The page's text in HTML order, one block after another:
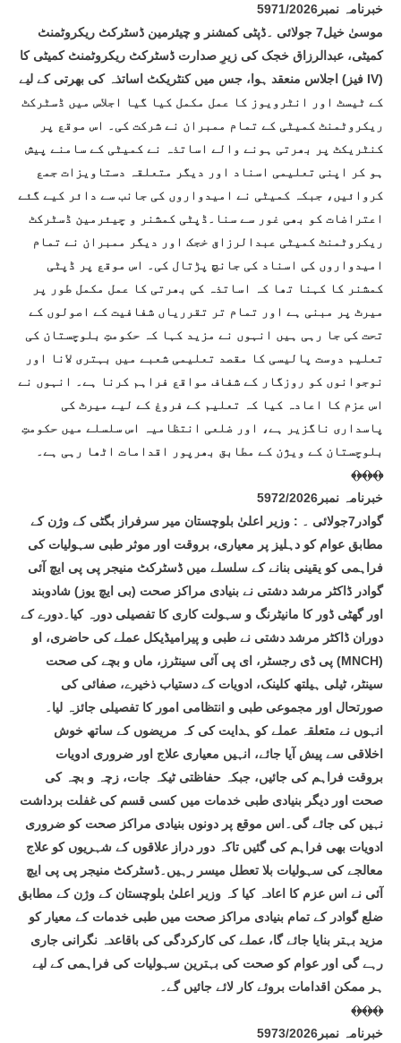
خبرنامہ نمبر5971/2026
موسیٰ خیل7 جولائی ۔ڈپٹی کمشنر و چیئرمین ڈسٹرکٹ ریکروٹمنٹ
کمیٹی، عبدالرزاق خجک کی زیرِ صدارت ڈسٹرکٹ ریکروٹمنٹ کمیٹی کا
اجلاس منعقد ہوا، جس میں کنٹریکٹ اساتذہ کی بھرتی کے لیے (فیز IV)
کے ٹیسٹ اور انٹرویوز کا عمل مکمل کیا گیا اجلاس میں ڈسٹرکٹ
ریکروٹمنٹ کمیٹی کے تمام ممبران نے شرکت کی۔ اس موقع پر
کنٹریکٹ پر بھرتی ہونے والے اساتذہ نے کمیٹی کے سامنے پیش
ہو کر اپنی تعلیمی اسناد اور دیگر متعلقہ دستاویزات جمع
کروائیں، جبکہ کمیٹی نے امیدواروں کی جانب سے دائر کیے گئے
اعتراضات کو بھی غور سے سنا۔ڈپٹی کمشنر و چیئرمین ڈسٹرکٹ
ریکروٹمنٹ کمیٹی عبدالرزاق خجک اور دیگر ممبران نے تمام
امیدواروں کی اسناد کی جانچ پڑتال کی۔ اس موقع پر ڈپٹی
کمشنر کا کہنا تھا کہ اساتذہ کی بھرتی کا عمل مکمل طور پر
میرٹ پر مبنی ہے اور تمام تر تقرریاں شفافیت کے اصولوں کے
تحت کی جا رہی ہیں انہوں نے مزید کہا کہ حکومتِ بلوچستان کی
تعلیم دوست پالیسی کا مقصد تعلیمی شعبے میں بہتری لانا اور
نوجوانوں کو روزگار کے شفاف مواقع فراہم کرنا ہے۔ انہوں نے
اس عزم کا اعادہ کیا کہ تعلیم کے فروغ کے لیے میرٹ کی
پاسداری ناگزیر ہے، اور ضلعی انتظامیہ اس سلسلے میں حکومتِ
بلوچستان کے ویژن کے مطابق بھرپور اقدامات اٹھا رہی ہے۔
﴾﴿﴾﴿﴾﴿
خبرنامہ نمبر5972/2026
گوادر7جولائی ۔ : وزیر اعلیٰ بلوچستان میر سرفراز بگٹی کے وژن کے
مطابق عوام کو دہلیز پر معیاری، بروقت اور موثر طبی سہولیات کی
فراہمی کو یقینی بنانے کے سلسلے میں ڈسٹرکٹ منیجر پی پی ایچ آئی
گوادر ڈاکٹر مرشد دشتی نے بنیادی مراکز صحت (بی ایچ یوز) شادوبند
اور گھٹی ڈور کا مانیٹرنگ و سہولت کاری کا تفصیلی دورہ کیا۔دورے کے
دوران ڈاکٹر مرشد دشتی نے طبی و پیرامیڈیکل عملے کی حاضری، او
پی ڈی رجسٹر، ای پی آئی سینٹرز، ماں و بچے کی صحت (MNCH)
سینٹر، ٹیلی ہیلتھ کلینک، ادویات کے دستیاب ذخیرے، صفائی کی
صورتحال اور مجموعی طبی و انتظامی امور کا تفصیلی جائزہ لیا۔
انہوں نے متعلقہ عملے کو ہدایت کی کہ مریضوں کے ساتھ خوش
اخلاقی سے پیش آیا جائے، انہیں معیاری علاج اور ضروری ادویات
بروقت فراہم کی جائیں، جبکہ حفاظتی ٹیکہ جات، زچہ و بچہ کی
صحت اور دیگر بنیادی طبی خدمات میں کسی قسم کی غفلت برداشت
نہیں کی جائے گی۔اس موقع پر دونوں بنیادی مراکز صحت کو ضروری
ادویات بھی فراہم کی گئیں تاکہ دور دراز علاقوں کے شہریوں کو علاج
معالجے کی سہولیات بلا تعطل میسر رہیں۔ڈسٹرکٹ منیجر پی پی ایچ
آئی نے اس عزم کا اعادہ کیا کہ وزیر اعلیٰ بلوچستان کے وژن کے مطابق
ضلع گوادر کے تمام بنیادی مراکز صحت میں طبی خدمات کے معیار کو
مزید بہتر بنایا جائے گا، عملے کی کارکردگی کی باقاعدہ نگرانی جاری
رہے گی اور عوام کو صحت کی بہترین سہولیات کی فراہمی کے لیے
ہر ممکن اقدامات بروئے کار لائے جائیں گے۔
﴾﴿﴾﴿﴾﴿
خبرنامہ نمبر5973/2026